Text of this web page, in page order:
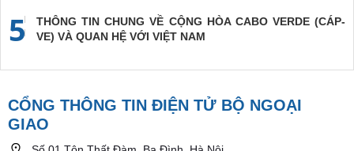
5
THÔNG TIN CHUNG VỀ CỘNG HÒA CABO VERDE (CÁP-
VE) VÀ QUAN HỆ VỚI VIỆT NAM
CỔNG THÔNG TIN ĐIỆN TỬ BỘ NGOẠI
GIAO